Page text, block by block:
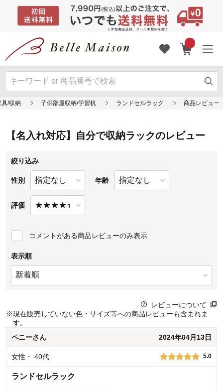
【名入れ対応】自分で収納ラックのレビュー
絞り込み
性別 年齢
評価
コメントがある商品レビューのみ表示
表示順
レビューについて
※現在販売していない色・サイズ等への商品レビューも含まれま
す。
ペニーさん 2024年04月13日
女性 ・ 40代 5.0
ランドセルラック